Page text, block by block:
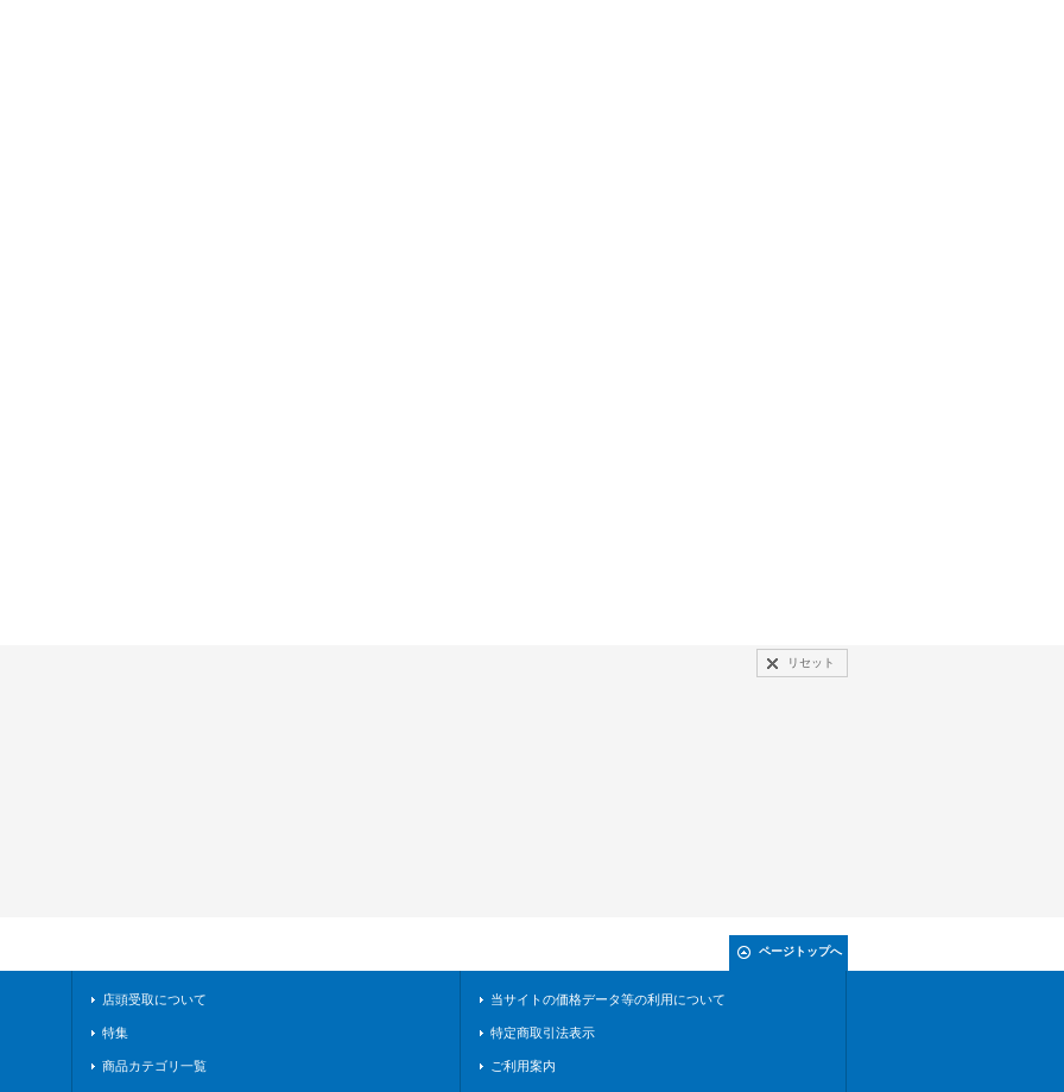
リセット
ページトップへ
店頭受取について
特集
商品カテゴリ一覧
当サイトの価格データ等の利用について
特定商取引法表示
ご利用案内